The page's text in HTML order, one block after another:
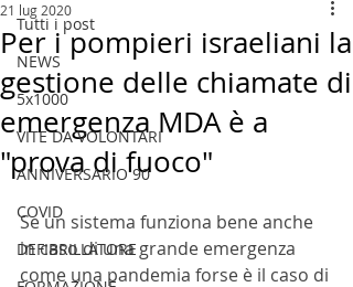
Tutti i post
NEWS
5x1000
VITE DA VOLONTARI
ANNIVERSARIO 90
COVID
DEFIBRILLATORE
Per i pompieri israeliani la
gestione delle chiamate di
emergenza MDA è a
"prova di fuoco"
21 lug 2020
Se un sistema funziona bene anche
in caso di una grande emergenza
come una pandemia forse è il caso di